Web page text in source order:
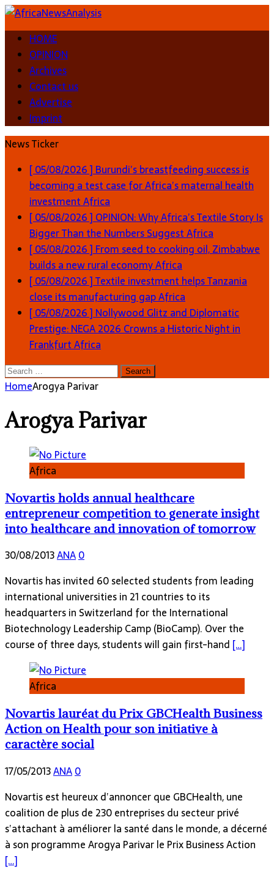
HOME
OPINION
Archives
Contact us
Advertise
Imprint
News Ticker
[ 05/08/2026 ] Burundi’s breastfeeding success is
becoming a test case for Africa’s maternal health
investmentAfrica
[ 05/08/2026 ] OPINION: Why Africa’s Textile Story Is
Bigger Than the Numbers SuggestAfrica
[ 05/08/2026 ] From seed to cooking oil, Zimbabwe
builds a new rural economyAfrica
[ 05/08/2026 ]Textile investment helps Tanzania
close its manufacturing gapAfrica
[ 05/08/2026 ] Nollywood Glitz and Diplomatic
Prestige: NEGA 2026 Crowns a Historic Night in
FrankfurtAfrica
Search
for:
HomeArogya Parivar
Arogya Parivar
Africa
Novartis holds annual healthcare
entrepreneur competition to generate insight
into healthcare and innovation of tomorrow
30/08/2013ANA0
Novartis has invited 60 selected students from leading
international universities in 21 countries to its
headquarters in Switzerland for the International
Biotechnology Leadership Camp (BioCamp). Over the
course of three days, students will gain first-hand […]
Africa
Novartis lauréat du Prix GBCHealth Business
Action on Health pour son initiative à
caractère social
17/05/2013ANA0
Novartis est heureux d’annoncer que GBCHealth, une
coalition de plus de 230 entreprises du secteur privé
s’attachant à améliorer la santé dans le monde, a décerné
à son programme Arogya Parivar le Prix Business Action
[…]